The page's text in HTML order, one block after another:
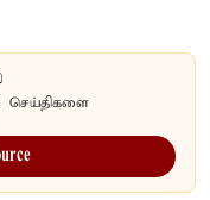
செய்திகளை